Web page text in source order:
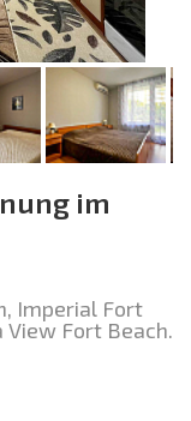
im
Imperial Fort
View Fort Beach.